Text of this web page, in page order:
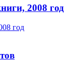
2008 год